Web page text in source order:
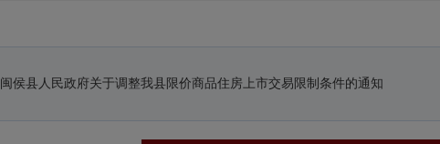
闽侯县人民政府关于调整我县限价商品住房上市交易限制条件的通知